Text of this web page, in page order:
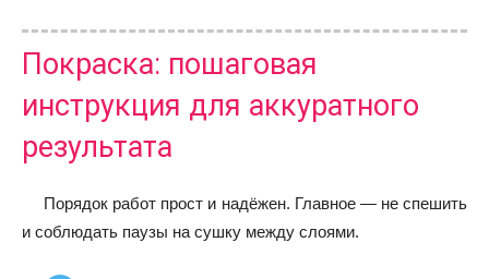
Покраска: пошаговая
инструкция для аккуратного
результата
Порядок работ прост и надёжен. Главное — не спешить
и соблюдать паузы на сушку между слоями.